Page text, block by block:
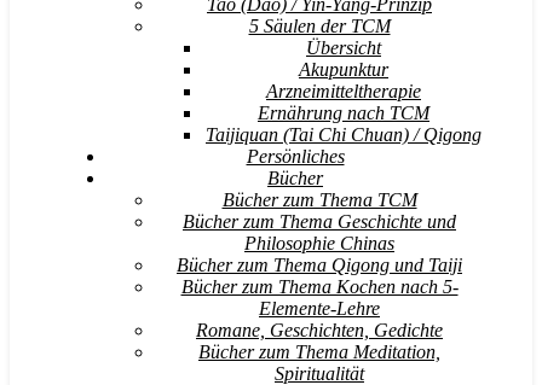
Tao (Dao) / Yin-Yang-Prinzip
5 Säulen der TCM
Übersicht
Akupunktur
Arzneimitteltherapie
Ernährung nach TCM
Taijiquan (Tai Chi Chuan) / Qigong
Persönliches
Bücher
Bücher zum Thema TCM
Bücher zum Thema Geschichte und
Philosophie Chinas
Bücher zum Thema Qigong und Taiji
Bücher zum Thema Kochen nach 5-
Elemente-Lehre
Romane, Geschichten, Gedichte
Bücher zum Thema Meditation,
Spiritualität